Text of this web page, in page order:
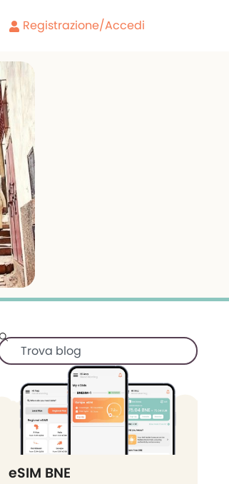
Registrazione/Accedi
eSIM BNE